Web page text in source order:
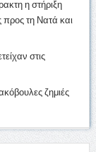
η στήριξη
προς τη Νατά και
στις
ζημιές